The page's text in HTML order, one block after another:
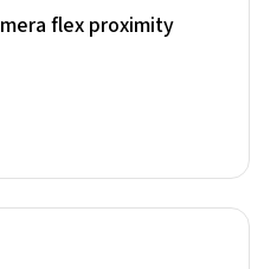
flex proximity